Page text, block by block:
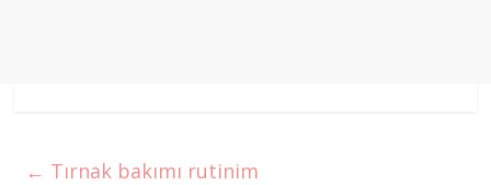
← Tırnak bakımı rutinim